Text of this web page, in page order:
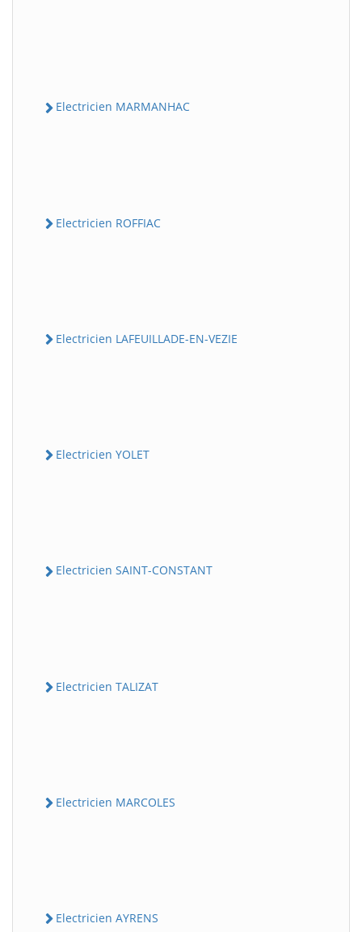
Electricien MARMANHAC
Electricien ROFFIAC
Electricien LAFEUILLADE-EN-VEZIE
Electricien YOLET
Electricien SAINT-CONSTANT
Electricien TALIZAT
Electricien MARCOLES
Electricien AYRENS